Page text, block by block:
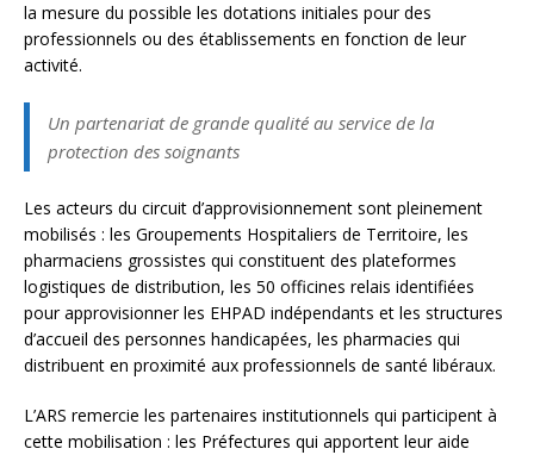
la mesure du possible les dotations initiales pour des
professionnels ou des établissements en fonction de leur
activité.
Un partenariat de grande qualité au service de la
protection des soignants
Les acteurs du circuit d’approvisionnement sont pleinement
mobilisés : les Groupements Hospitaliers de Territoire, les
pharmaciens grossistes qui constituent des plateformes
logistiques de distribution, les 50 officines relais identifiées
pour approvisionner les EHPAD indépendants et les structures
d’accueil des personnes handicapées, les pharmacies qui
distribuent en proximité aux professionnels de santé libéraux.
L’ARS remercie les partenaires institutionnels qui participent à
cette mobilisation : les Préfectures qui apportent leur aide